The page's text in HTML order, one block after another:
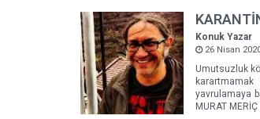
Konuk Yazar
26 Nisan
Umutsuzluk
yavrulamaya
MURAT